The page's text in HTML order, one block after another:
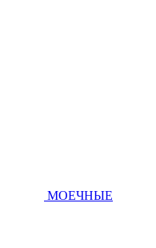
МОЕЧНЫЕ